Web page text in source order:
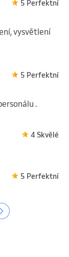
5 Perfektní
vysvětlení
5 Perfektní
.
4 Skvělé
5 Perfektní